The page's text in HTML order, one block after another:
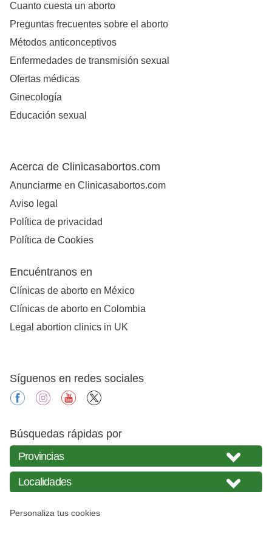
Cuanto cuesta un aborto
Preguntas frecuentes sobre el aborto
Métodos anticonceptivos
Enfermedades de transmisión sexual
Ofertas médicas
Ginecología
Educación sexual
Acerca de Clinicasabortos.com
Anunciarme en Clinicasabortos.com
Aviso legal
Política de privacidad
Política de Cookies
Encuéntranos en
Clínicas de aborto en México
Clínicas de aborto en Colombia
Legal abortion clinics in UK
Síguenos en redes sociales
facebookinstagramyoutube
Búsquedas rápidas por
Personaliza tus cookies